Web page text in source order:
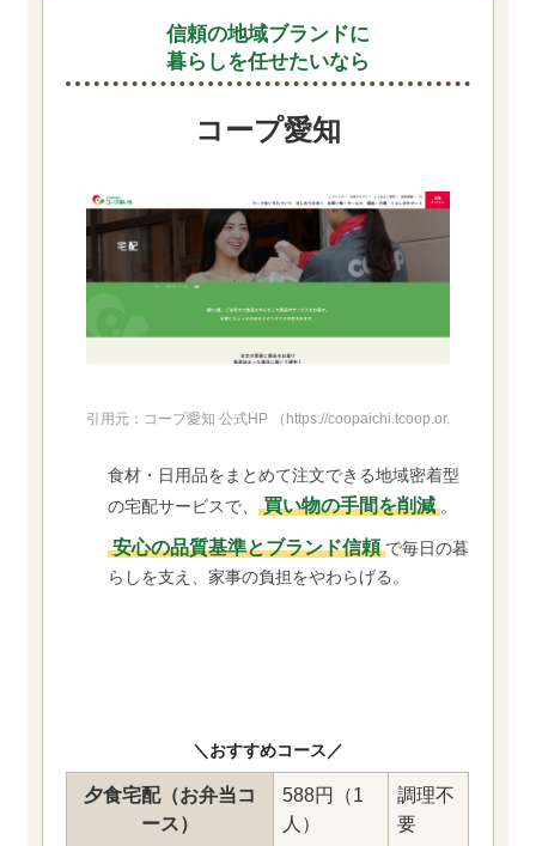
信頼の地域ブランドに
暮らしを任せたいなら
コープ愛知
引用元：コープ愛知 公式HP （https://coopaichi.tcoop.or.jp/shopping/
食材・日用品をまとめて注文できる地域密着型
の宅配サービスで、 買い物の手間を削減 。
安心の品質基準とブランド信頼 で毎日の暮
らしを支え、家事の負担をやわらげる。
＼おすすめコース／
夕食宅配（お弁当コ
ース）
588円（1
人）
調理不
要